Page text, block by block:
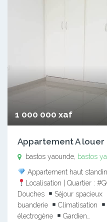
1 000 000 xaf
Appartement A louer
bastos yaounde, bastos
Appartement haut
Localisation | Quartier :
Douches
Séjour spacieux
buanderie
Climatisation
électrogène
Gardien…